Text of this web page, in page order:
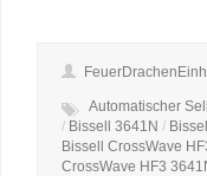
Automatischer
/ Bissell 3641N /
Bissell CrossWave
CrossWave HF3